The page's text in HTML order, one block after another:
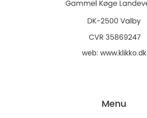
web: www.klikko.dk
Menu